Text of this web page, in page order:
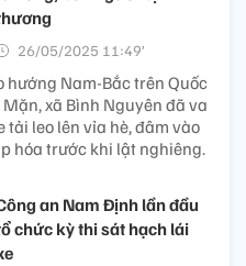
26/05/2025 11:49’
hướng Nam-Bắc trên Quốc
xã Bình Nguyên đã va
tải leo lên vỉa hè, đâm vào
hóa trước khi lật nghiêng.
an Nam Định lần đầu
chức kỳ thi sát hạch lái